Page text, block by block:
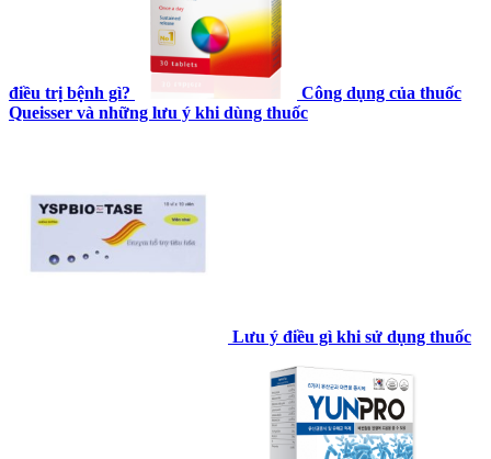
điều trị bệnh gì?
Công dụng của thuốc
Queisser và những lưu ý khi dùng thuốc
Lưu ý điều gì khi sử dụng thuốc